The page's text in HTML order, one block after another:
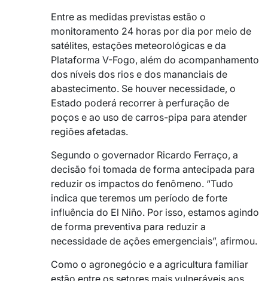
Entre as medidas previstas estão o
monitoramento 24 horas por dia por meio de
satélites, estações meteorológicas e da
Plataforma V-Fogo, além do acompanhamento
dos níveis dos rios e dos mananciais de
abastecimento. Se houver necessidade, o
Estado poderá recorrer à perfuração de
poços e ao uso de carros-pipa para atender
regiões afetadas.
Segundo o governador Ricardo Ferraço, a
decisão foi tomada de forma antecipada para
reduzir os impactos do fenômeno. “Tudo
indica que teremos um período de forte
influência do El Niño. Por isso, estamos agindo
de forma preventiva para reduzir a
necessidade de ações emergenciais”, afirmou.
Como o agronegócio e a agricultura familiar
estão entre os setores mais vulneráveis aos